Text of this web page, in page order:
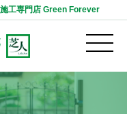
工専門店 Green Forever